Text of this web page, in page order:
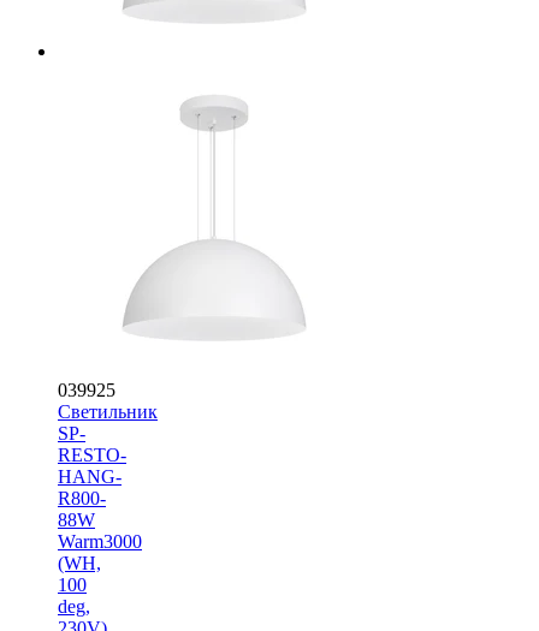
039925
Светильник
SP-
RESTO-
HANG-
R800-
88W
Warm3000
(WH,
100
deg,